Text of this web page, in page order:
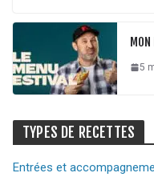
5
TYPES DE RECETTES
Entrées et